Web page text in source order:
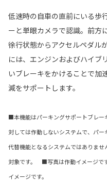
低速時の自車の直前にいる歩
ーと単眼カメラで認識。前方
徐行状態からアクセルペダル
には、エンジンおよびハイブ
いブレーキをかけることで加
減をサポートします。
■本機能はパーキングサポートブレー
対しては作動しないシステムで、パ
代替機能となるシステムではありま
対象です。 ■写真は作動イメージで
イメージです。